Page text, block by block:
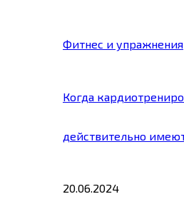
Фитнес и упражнения
Когда
действительно
20.06.2024